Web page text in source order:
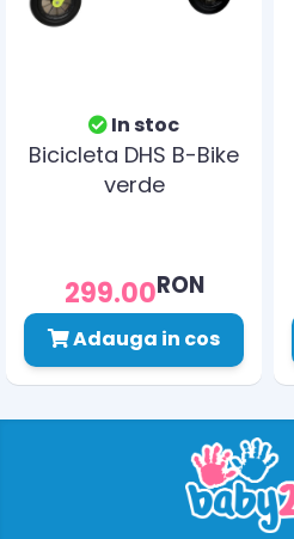
In stoc
Bicicleta DHS B-Bike
verde
299.00RON
Adauga in cos